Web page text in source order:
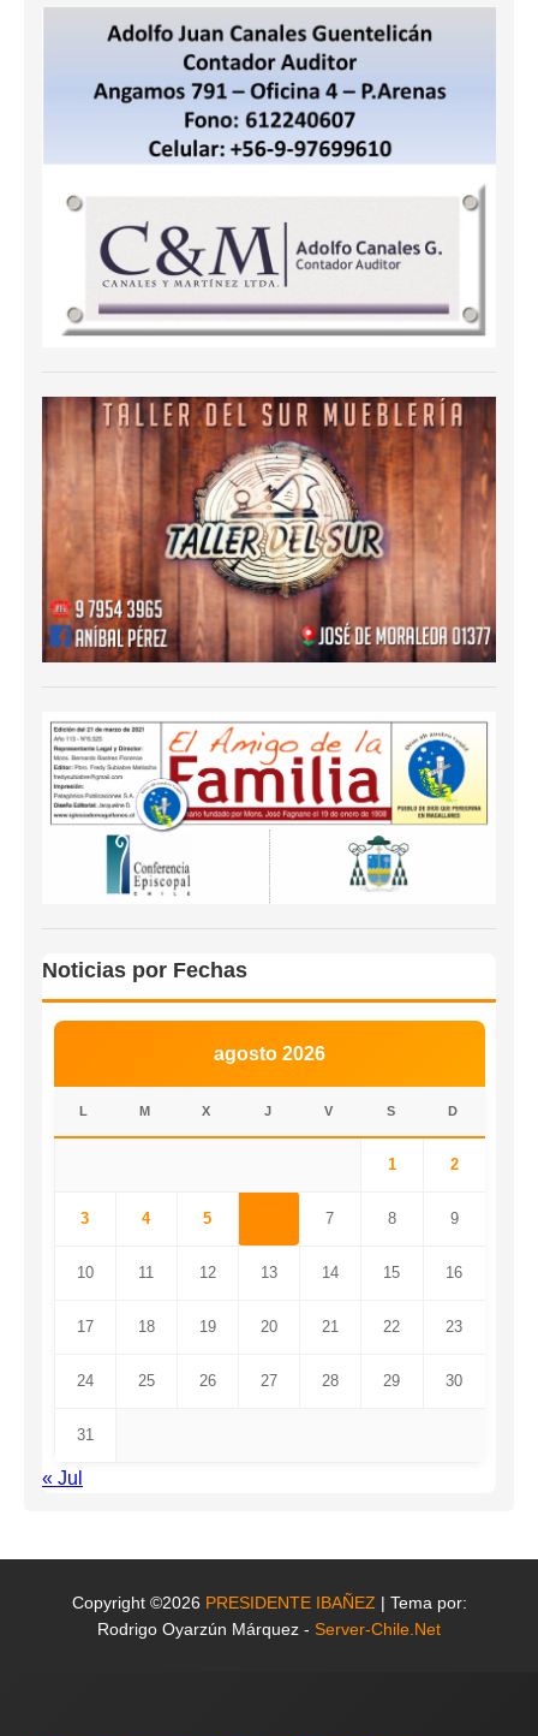
Noticias por Fechas
agosto 2026
L M X J V S D
1 2
3 4 5 7 8 9
10 11 12 13 14 15 16
17 18 19 20 21 22 23
24 25 26 27 28 29 30
31
« Jul
Copyright ©2026 PRESIDENTE IBAÑEZ | Tema por:
Rodrigo Oyarzún Márquez - Server-Chile.Net